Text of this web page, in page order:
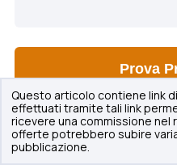
Prova
5. ExpressVPN
Questo articolo contiene link
effettuati tramite tali link
ricevere una commissione nel
offerte potrebbero subire
pubblicazione.